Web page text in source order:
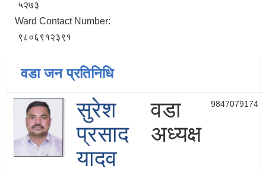
५२७३
Ward Contact Number:
९८०६९१२३९१
वडा जन प्रतिनिधि
सुरेश
प्रसाद
यादव
वडा
अध्यक्ष
9847079174